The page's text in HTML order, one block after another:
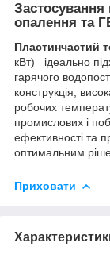
Застосування
опалення та
Пластинчастий
кВт) ідеально
гарячого
конструкція,
робочих
промислових і
ефективності та
оптимальним
Приховати